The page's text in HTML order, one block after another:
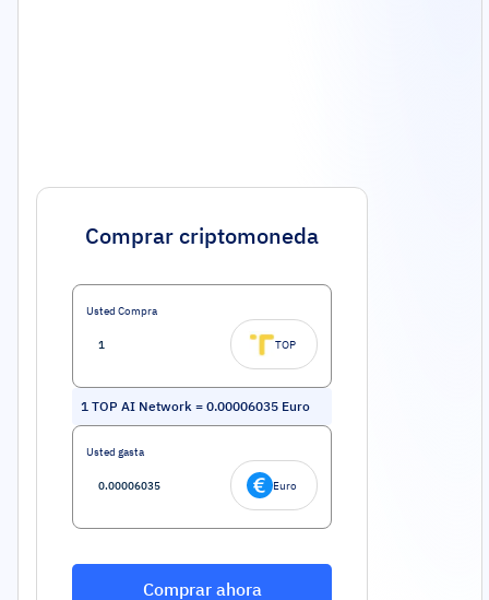
Comprar criptomoneda
Usted Compra
TOP
1 TOP AI Network = 0.00006035 Euro
Usted gasta
Euro
Comprar ahora